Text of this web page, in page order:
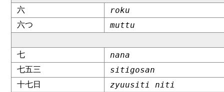
六 roku
六つ muttu
七 nana
七五三 sitigosan
十七日 zyuusiti niti